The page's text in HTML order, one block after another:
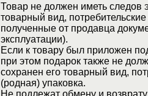
Товар не должен иметь следов
товарный вид,
полученные от продавца
эксплуатации).
Если к товару был приложен
при этом подарок также не
сохранен его товарный вид,
(родная) упаковка.
Не подлежат обмену и